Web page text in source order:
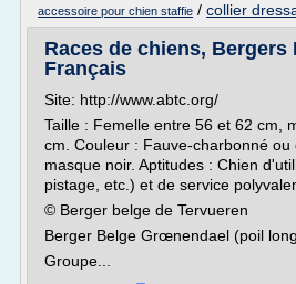
accessoire pour chien staffie / collier
Races de chiens, Bergers
Français
Site: http://www.abtc.org/
Taille : Femelle entre 56 et 62 cm,
cm. Couleur : Fauve-charbonné
masque noir. Aptitudes : Chien
pistage, etc.) et de service
© Berger belge de Tervueren
Berger Belge Grœnendael (poil
Groupe...